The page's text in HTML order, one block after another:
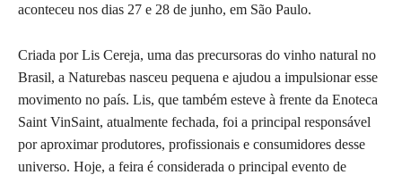
aconteceu nos dias 27 e 28 de junho, em São Paulo.
Criada por Lis Cereja, uma das precursoras do vinho natural no
Brasil, a Naturebas nasceu pequena e ajudou a impulsionar esse
movimento no país. Lis, que também esteve à frente da Enoteca
Saint VinSaint, atualmente fechada, foi a principal responsável
por aproximar produtores, profissionais e consumidores desse
universo. Hoje, a feira é considerada o principal evento de